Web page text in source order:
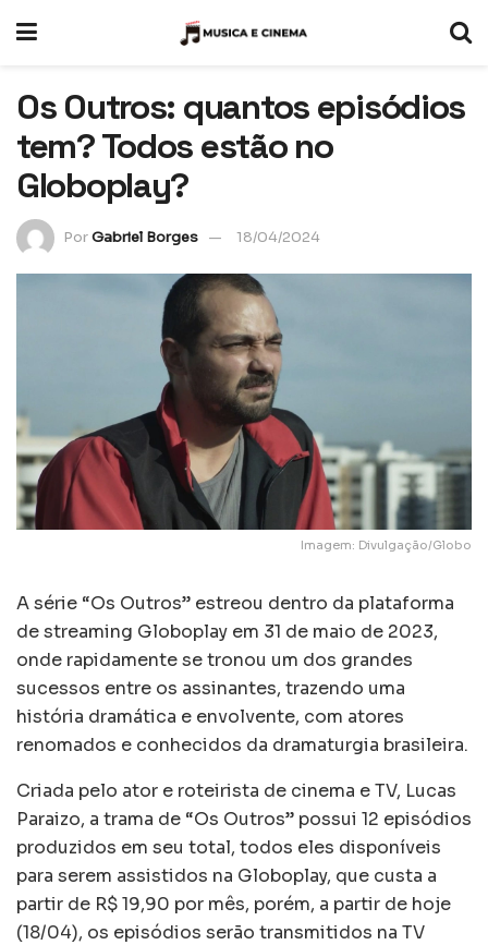
Os Outros: quantos episódios
tem? Todos estão no
Globoplay?
PorGabriel Borges 18/04/2024
Imagem: Divulgação/Globo
A série “Os Outros” estreou dentro da plataforma
de streaming Globoplay em 31 de maio de 2023,
onde rapidamente se tronou um dos grandes
sucessos entre os assinantes, trazendo uma
história dramática e envolvente, com atores
renomados e conhecidos da dramaturgia brasileira.
Criada pelo ator e roteirista de cinema e TV, Lucas
Paraizo, a trama de “Os Outros” possui 12 episódios
produzidos em seu total, todos eles disponíveis
para serem assistidos na Globoplay, que custa a
partir de R$ 19,90 por mês, porém, a partir de hoje
(18/04), os episódios serão transmitidos na TV